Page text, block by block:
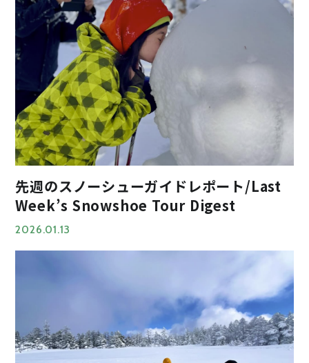
先週のスノーシューガイドレポート/Last
Week’s Snowshoe Tour Digest
2026.01.13